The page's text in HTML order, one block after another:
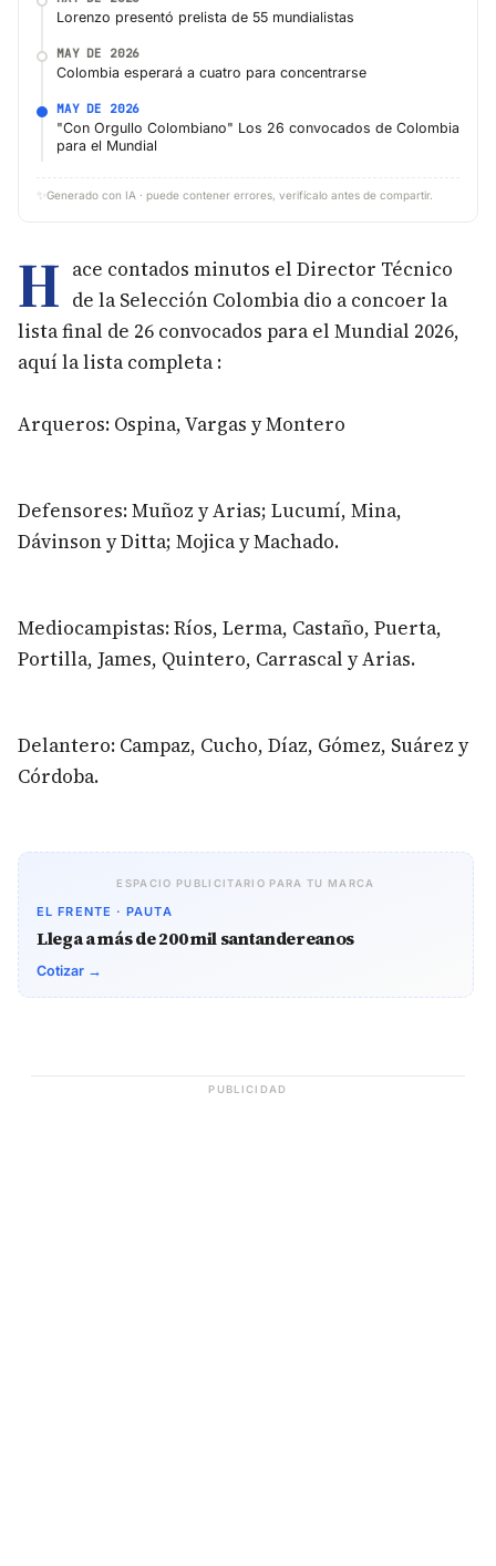
Lorenzo presentó prelista de 55 mundialistas
MAY DE 2026
Colombia esperará a cuatro para concentrarse
MAY DE 2026
"Con Orgullo Colombiano" Los 26 convocados de Colombia
para el Mundial
✨ Generado con IA · puede contener errores, verifícalo antes de compartir.
H ace contados minutos el Director Técnico
de la Selección Colombia dio a concoer la
lista final de 26 convocados para el Mundial 2026,
aquí la lista completa :
Arqueros: Ospina, Vargas y Montero
Defensores: Muñoz y Arias; Lucumí, Mina,
Dávinson y Ditta; Mojica y Machado.
Mediocampistas: Ríos, Lerma, Castaño, Puerta,
Portilla, James, Quintero, Carrascal y Arias.
Delantero: Campaz, Cucho, Díaz, Gómez, Suárez y
Córdoba.
ESPACIO PUBLICITARIO PARA TU MARCA
EL FRENTE · PAUTA
Llega a más de 200 mil santandereanos
Cotizar →
PUBLICIDAD